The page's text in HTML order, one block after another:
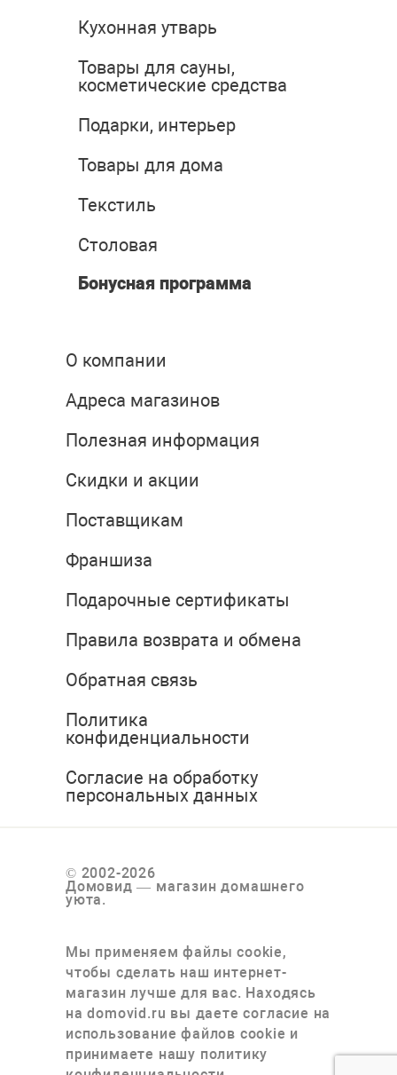
Кухонная утварь
Товары для сауны,
косметические средства
Подарки, интерьер
Товары для дома
Текстиль
Столовая
Бонусная программа
О компании
Адреса магазинов
Полезная информация
Скидки и акции
Поставщикам
Франшиза
Подарочные сертификаты
Правила возврата и обмена
Обратная связь
Политика
конфиденциальности
Согласие на обработку
персональных данных
© 2002-2026
Домовид — магазин домашнего
уюта.
Мы применяем файлы cookie,
чтобы сделать наш интернет-
магазин лучше для вас. Находясь
на domovid.ru вы даете согласие на
использование файлов cookie и
принимаете нашу политику